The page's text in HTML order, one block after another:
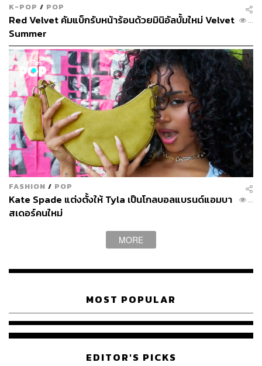
K-POP / POP
Red Velvet คัมแบ็กรับหน้าร้อนด้วยมินิอัลบั้มใหม่ Velvet
Summer
...
FASHION / POP
Kate Spade แต่งตั้งให้ Tyla เป็นโกลบอลแบรนด์แอมบา
สเดอร์คนใหม่
...
MORE
MOST POPULAR
EDITOR'S PICKS